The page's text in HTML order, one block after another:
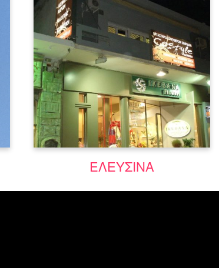
ΕΛΕΥΣΙΝΑ
Για πρώτη φορά ένα ολοκληρωμένο
πρόγραμμα σεμιναρίων που
περιλαμβάνει τα πάντα για τα μάτια!
Μάθε περισσότερα